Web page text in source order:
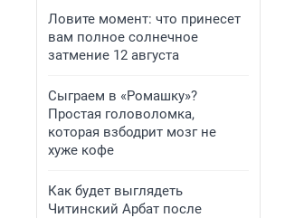
Ловите момент: что принесет
вам полное солнечное
затмение 12 августа
Сыграем в «Ромашку»?
Простая головоломка,
которая взбодрит мозг не
хуже кофе
Как будет выглядеть
Читинский Арбат после